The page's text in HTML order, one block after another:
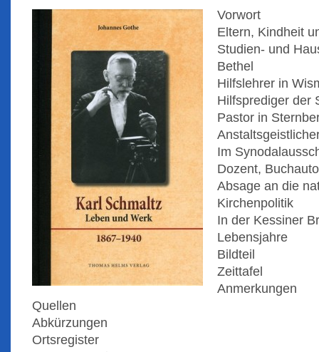
Vorwort
Eltern, Kindheit
Studien- und
Bethel
Hilfslehrer in
Hilfsprediger der
Pastor in
Im
Dozent,
Absage an die
Kirchenpolitik
In der Kessiner
Lebensjahre
Bildteil
Zeittafel
Anmerkungen
Quellen
Abkürzungen
Ortsregister